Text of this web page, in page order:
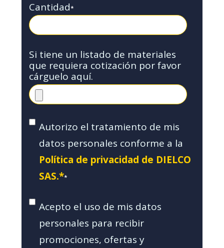
Cantidad*
Si tiene un listado de materiales
que requiera cotización por favor
cárguelo aquí.
Autorizo el tratamiento de mis
datos personales conforme a la
Política de privacidad de DIELCO
SAS.**
Acepto el uso de mis datos
personales para recibir
promociones, ofertas y